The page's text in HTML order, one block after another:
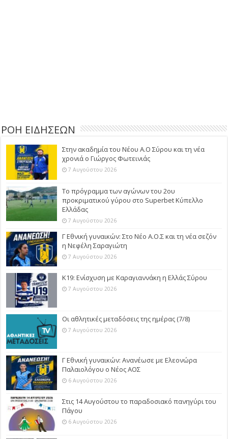
ΡΟΗ ΕΙΔΗΣΕΩΝ
Στην ακαδημία του Νέου Α.Ο Σύρου και τη νέα
χρονιά ο Γιώργος Φωτεινιάς
7 Αυγούστου 2026
Το πρόγραμμα των αγώνων του 2ου
προκριματικού γύρου στο Superbet Κύπελλο
Ελλάδας
7 Αυγούστου 2026
Γ Εθνική γυναικών: Στο Νέο Α.Ο.Σ και τη νέα σεζόν
η Νεφέλη Σαραγιώτη
7 Αυγούστου 2026
Κ19: Ενίσχυση με Καραγιαννάκη η Ελλάς Σύρου
7 Αυγούστου 2026
Οι αθλητικές μεταδόσεις της ημέρας (7/8)
7 Αυγούστου 2026
Γ Εθνική γυναικών: Ανανέωσε με Ελεονώρα
Παλαιολόγου ο Νέος ΑΟΣ
6 Αυγούστου 2026
Στις 14 Αυγούστου το παραδοσιακό πανηγύρι του
Πάγου
6 Αυγούστου 2026